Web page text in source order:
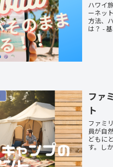
ハワイ
ーネッ
方法、
は？ -
ファ
ト
ファミ
員が自
どもに
す。し